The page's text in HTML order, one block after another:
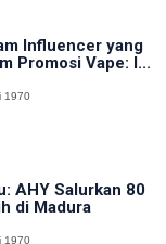
Influencer yang
Promosi Vape: I...
1970
AHY Salurkan 80
di Madura
1970